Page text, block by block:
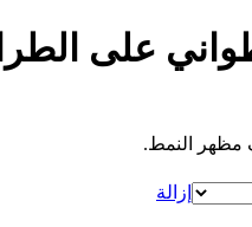
على الطراز
مظهر النمط.
إزالة